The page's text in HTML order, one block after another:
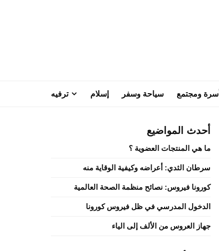
أسرة ومجتمع سياحة وسفر إسلام ترفيه
أحدث المواضيع
ما هي المنتجات العضوية ؟
سرطان الثدي: أعراضه وكيفية الوقاية منه
كورونا فيروس: نصائح منظمة الصحة العالمية
الدخول المدرسي في ظل فيروس كورونا
جهاز العروس من الألف إلى الياء